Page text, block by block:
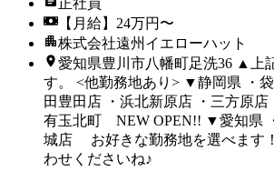
正社員
【月給】24万円〜
株式会社遠州イエローハット
愛知県豊川市八幡町足洗36 ▲上
す。 <他勤務地あり> ▼静岡県 ・
田豊田店 ・浜北新原店 ・三方原
有玉北町 NEW OPEN!! ▼愛知県
城店 お好きな勤務地を選べます
わせくださいね♪